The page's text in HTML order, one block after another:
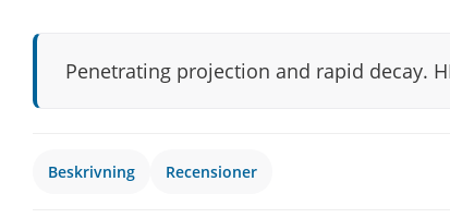
Penetrating projection and rapid decay.
Beskrivning Recensioner